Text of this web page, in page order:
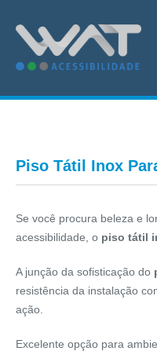
Piso Tátil Inox
Se você procura beleza e
acessibilidade, o piso tátil
A junção da sofisticação do
resistência da instalação
ação.
Excelente opção para